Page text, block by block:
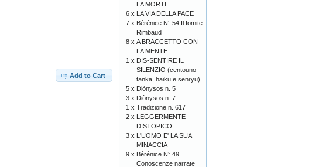
Add to Cart
LA MORTE
6 x LA VIA DELLA PACE
7 x Bérénice N° 54 Il fomite
Rimbaud
8 x A BRACCETTO CON
LA MENTE
1 x DIS-SENTIRE IL
SILENZIO (centouno
tanka, haiku e senryu)
5 x Diònysos n. 5
3 x Diònysos n. 7
1 x Tradizione n. 617
2 x LEGGERMENTE
DISTOPICO
3 x L'UOMO E' LA SUA
MINACCIA
9 x Bérénice N° 49
Conoscenze narrate